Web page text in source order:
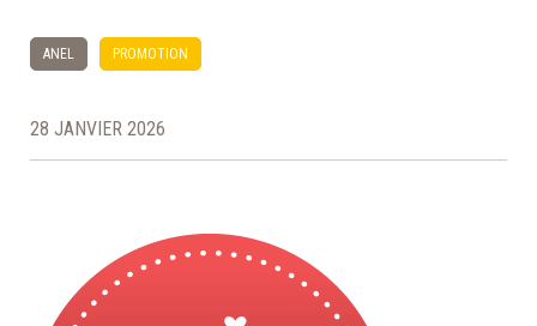
ANEL PROMOTION
28 JANVIER 2026